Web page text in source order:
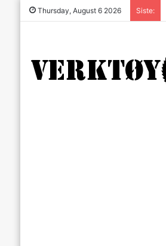
Thursday, August 6 2026 Siste: